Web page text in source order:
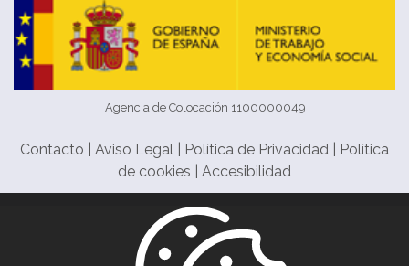
Agencia de Colocación 1100000049
Contacto Aviso Legal Política de Privacidad
Política
de cookies
Accesibilidad